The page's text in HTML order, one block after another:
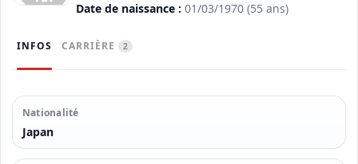
Date de naissance : 01/03/1970 (55 ans)
INFOS CARRIÈRE 2
Nationalité
Japan